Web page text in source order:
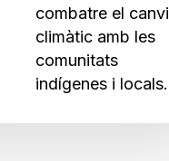
combatre el canvi
climàtic amb les
comunitats
indígenes i locals.